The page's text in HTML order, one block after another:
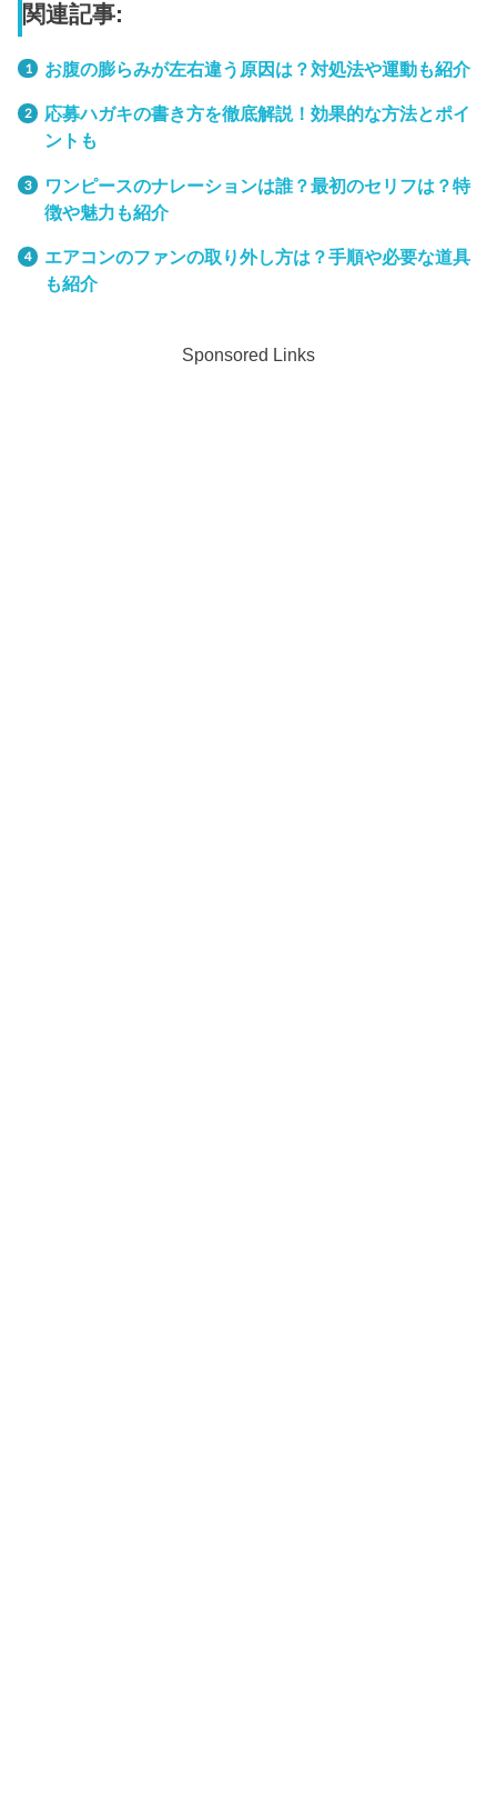
関連記事:
お腹の膨らみが左右違う原因は？対処法や運動も紹介
応募ハガキの書き方を徹底解説！効果的な方法とポイ
ントも
ワンピースのナレーションは誰？最初のセリフは？特
徴や魅力も紹介
エアコンのファンの取り外し方は？手順や必要な道具
も紹介
Sponsored Links